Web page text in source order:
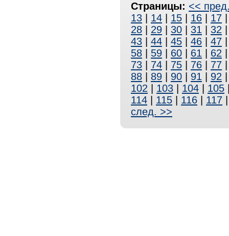
Страницы: <<
13
14 15 16 17
28
29 30 31 32
43
44 45 46 47
58
59 60 61 62
73
74 75 76 77
88
89 90 91 92
102
103 104 105
114
115 116 117
след. >>